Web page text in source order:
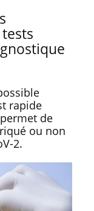
rapide
de
ou non
2.